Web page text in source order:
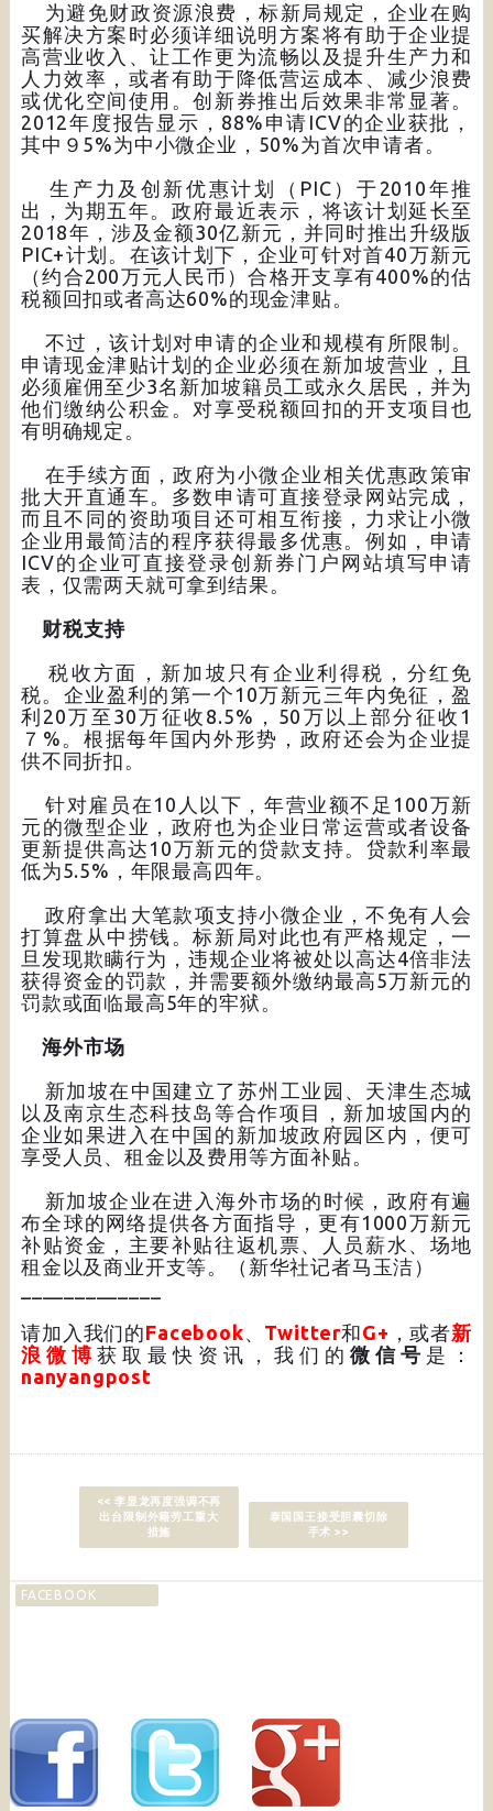
为避免财政资源浪费，标新局规定，企业在购
买解决方案时必须详细说明方案将有助于企业提
高营业收入、让工作更为流畅以及提升生产力和
人力效率，或者有助于降低营运成本、减少浪费
或优化空间使用。创新券推出后效果非常显著。
2012年度报告显示，88%申请ICV的企业获批，
其中９5%为中小微企业，50%为首次申请者。
生产力及创新优惠计划（PIC）于2010年推
出，为期五年。政府最近表示，将该计划延长至
2018年，涉及金额30亿新元，并同时推出升级版
PIC+计划。在该计划下，企业可针对首40万新元
（约合200万元人民币）合格开支享有400%的估
税额回扣或者高达60%的现金津贴。
不过，该计划对申请的企业和规模有所限制。
申请现金津贴计划的企业必须在新加坡营业，且
必须雇佣至少3名新加坡籍员工或永久居民，并为
他们缴纳公积金。对享受税额回扣的开支项目也
有明确规定。
在手续方面，政府为小微企业相关优惠政策审
批大开直通车。多数申请可直接登录网站完成，
而且不同的资助项目还可相互衔接，力求让小微
企业用最简洁的程序获得最多优惠。例如，申请
ICV的企业可直接登录创新券门户网站填写申请
表，仅需两天就可拿到结果。
财税支持
税收方面，新加坡只有企业利得税，分红免
税。企业盈利的第一个10万新元三年内免征，盈
利20万至30万征收8.5%，50万以上部分征收1
７%。根据每年国内外形势，政府还会为企业提
供不同折扣。
针对雇员在10人以下，年营业额不足100万新
元的微型企业，政府也为企业日常运营或者设备
更新提供高达10万新元的贷款支持。贷款利率最
低为5.5%，年限最高四年。
政府拿出大笔款项支持小微企业，不免有人会
打算盘从中捞钱。标新局对此也有严格规定，一
旦发现欺瞒行为，违规企业将被处以高达4倍非法
获得资金的罚款，并需要额外缴纳最高5万新元的
罚款或面临最高5年的牢狱。
海外市场
新加坡在中国建立了苏州工业园、天津生态城
以及南京生态科技岛等合作项目，新加坡国内的
企业如果进入在中国的新加坡政府园区内，便可
享受人员、租金以及费用等方面补贴。
新加坡企业在进入海外市场的时候，政府有遍
布全球的网络提供各方面指导，更有1000万新元
补贴资金，主要补贴往返机票、人员薪水、场地
租金以及商业开支等。（新华社记者马玉洁）
请加入我们的Facebook、 Twitter和G+ ，或者新
浪微博 获取最快资讯，我们的微信号 是：
nanyangpost
<< 李显龙再度强调不再
出台限制外籍劳工重大
措施
泰国国王接受胆囊切除
手术 >>
FACEBOOK